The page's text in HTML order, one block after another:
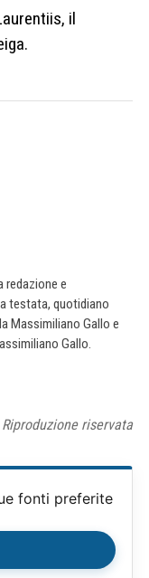
il
redazione e
testata, quotidiano
Massimiliano Gallo e
Gallo.
riservata
fonti preferite